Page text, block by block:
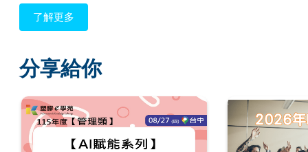
了解更多
分享給你